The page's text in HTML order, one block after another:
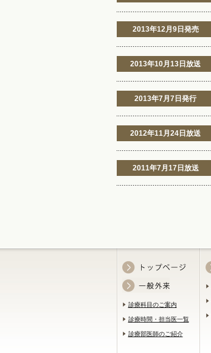
2013年12月9日発売
2013年10月13日放送
2013年7月7日発行
2012年11月24日放送
2011年7月17日放送
診療科目のご案内
診療時間・担当医一覧
診療部医師のご紹介